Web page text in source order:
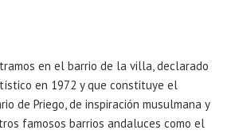
en el barrio de la villa, declarado
en 1972 y que constituye el
de Priego, de inspiración musulmana y
famosos barrios andaluces como el